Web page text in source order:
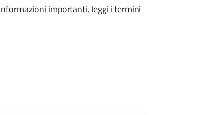
importanti, leggi i termini